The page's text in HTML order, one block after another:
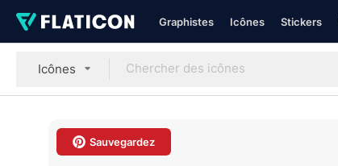
Graphistes Icônes Stickers
Icônes
Sauvegardez